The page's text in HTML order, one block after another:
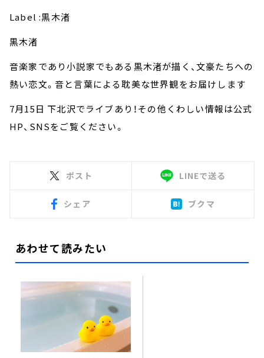
Label :黒木渚
黒木渚
音楽家であり小説家でもある黒木渚が描く、文豪たちへの
熱い恋文。音と言葉による耽美な世界観をお届けします
7月15日 下北沢でライブあり！その他くわしい情報は公式
HP、SNSをご覧ください。
ポスト LINEで送る
シェア ブクマ
あわせて読みたい